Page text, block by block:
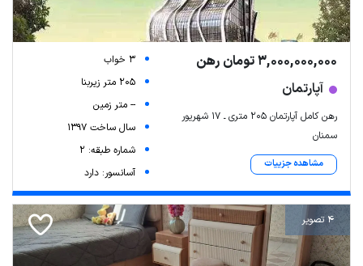
3,000,000,000 تومان رهن
آپارتمان
رهن کامل آپارتمان ۲۰۵ متری ـ ۱۷ شهریور
سمنان
مشاهده جزییات
3 خواب
205 متر زیربنا
-- متر زمین
سال ساخت 1397
شماره طبقه: 2
آسانسور: دارد
4 تصویر